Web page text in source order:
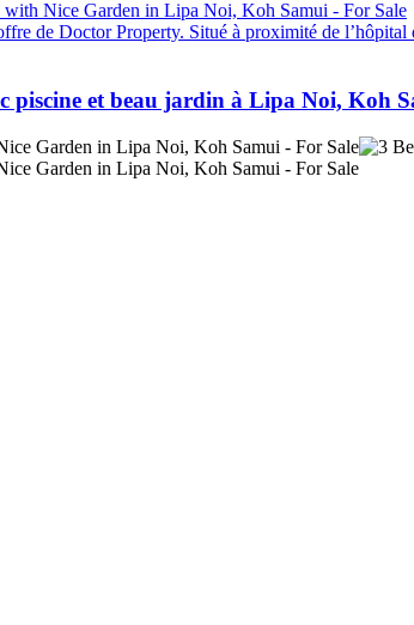
de Doctor Property. Situé à proximité de
piscine et beau jardin à Lipa Noi, Koh